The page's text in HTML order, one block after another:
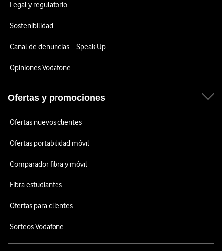
Legal y regulatorio
Sostenibilidad
Canal de denuncias – Speak Up
Opiniones Vodafone
Ofertas y promociones
Ofertas nuevos clientes
Ofertas portabilidad móvil
Comparador fibra y móvil
Fibra estudiantes
Ofertas para clientes
Sorteos Vodafone